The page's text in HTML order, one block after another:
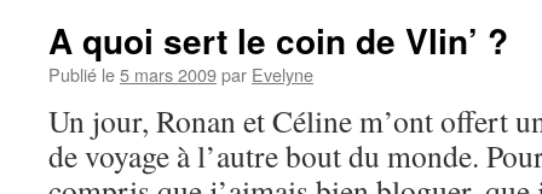
A quoi sert le coin de Vlin’ ?
Publié le5 mars 2009par Evelyne
Un jour, Ronan et Céline m’ont offert
de voyage à l’autre bout du monde.